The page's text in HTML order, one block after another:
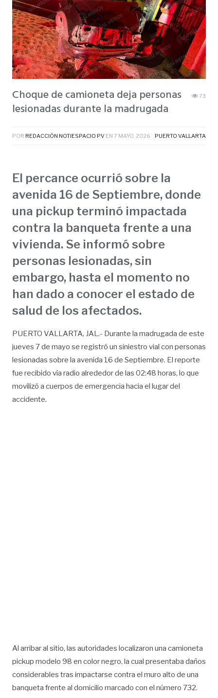
Choque de camioneta deja personas
lesionadas durante la madrugada
73
POR REDACCIÓN NOTIESPACIO PV EN 7 MAYO, 2026 PUERTO VALLARTA
El percance ocurrió sobre la
avenida 16 de Septiembre, donde
una pickup terminó impactada
contra la banqueta frente a una
vivienda. Se informó sobre
personas lesionadas, sin
embargo, hasta el momento no
han dado a conocer el estado de
salud de los afectados.
PUERTO VALLARTA, JAL.- Durante la madrugada de este
jueves 7 de mayo se registró un siniestro vial con personas
lesionadas sobre la avenida 16 de Septiembre. El reporte
fue recibido vía radio alrededor de las 02:48 horas, lo que
movilizó a cuerpos de emergencia hacia el lugar del
accidente.
Al arribar al sitio, las autoridades localizaron una camioneta
pickup modelo 98 en color negro, la cual presentaba daños
considerables tras impactarse contra el muro alto de una
banqueta frente al domicilio marcado con el número 732.